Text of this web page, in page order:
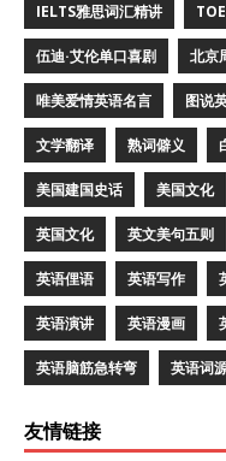
IELTS雅思词汇精讲
伍迪·艾伦单口喜剧 北京
唯美爱情英语名言 图说
文学翻译 熟词僻义
美国建国史话 美国文化
英国文化 英文美句五则
英语俚语 英语写作
英语演讲 英语漫画
英语脑筋急转弯 英语词
友情链接